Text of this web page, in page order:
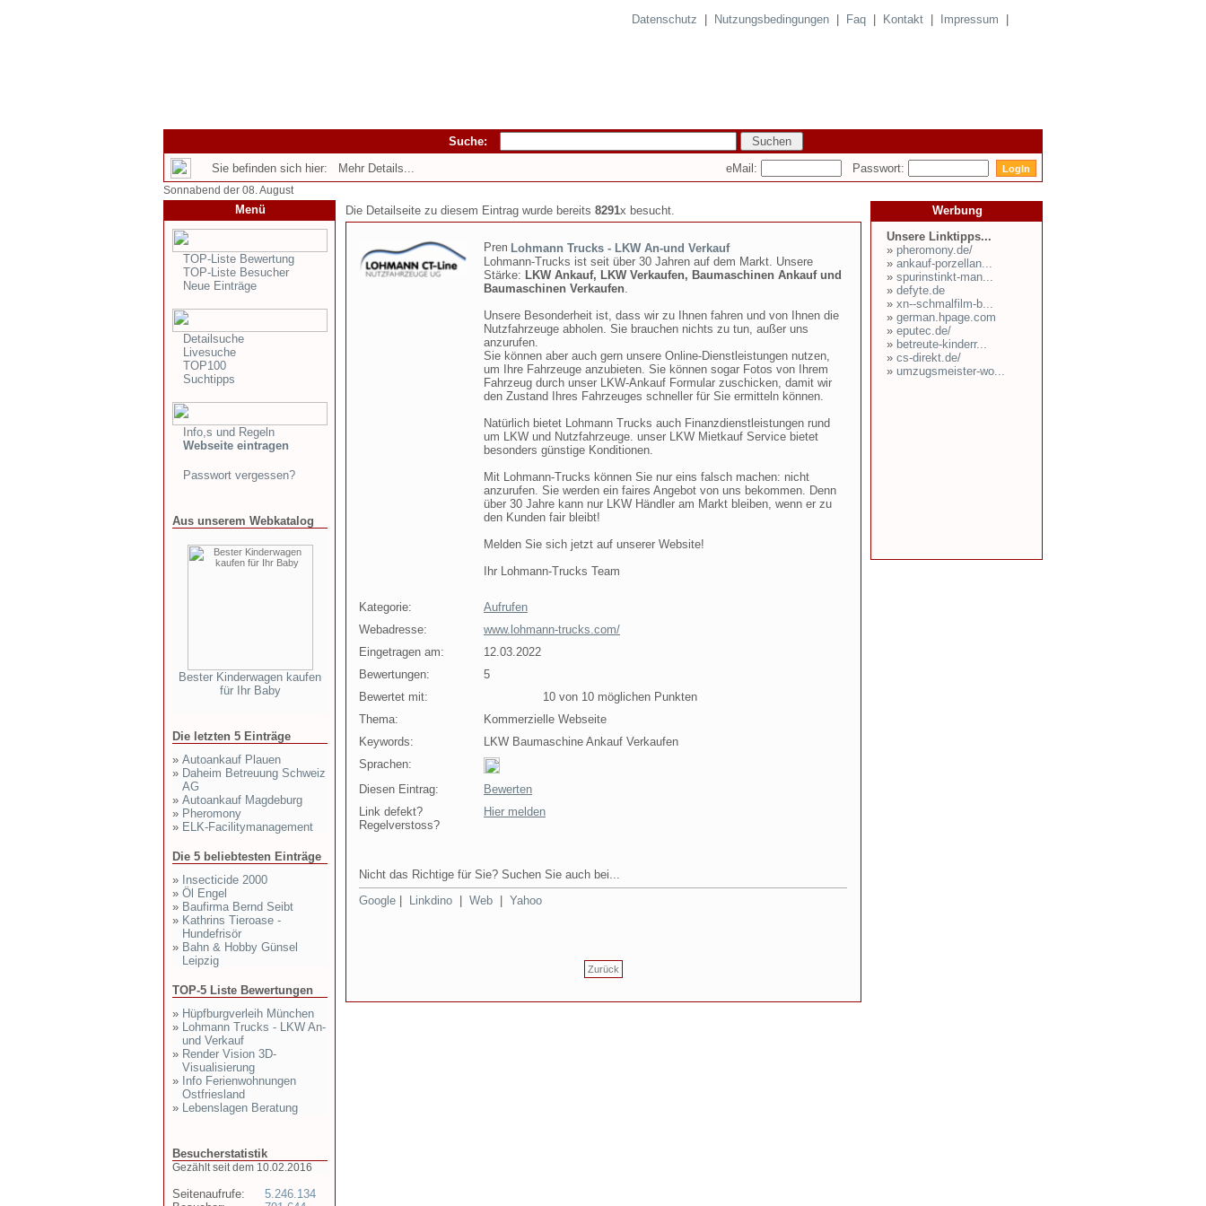
Datenschutz Nutzungsbedingungen Faq Kontakt Impressum
Suche:
Sie befinden sich hier: Mehr Details...
eMail: Passwort:
Sonnabend der 08. August
Menü
TOP-Liste Bewertung
TOP-Liste Besucher
Neue Einträge
Detailsuche
Livesuche
TOP100
Suchtipps
Info,s und Regeln
Webseite eintragen
Passwort vergessen?
Aus unserem Webkatalog
Bester Kinderwagen kaufen
für Ihr Baby
Die letzten 5 Einträge
» Autoankauf Plauen
» Daheim Betreuung Schweiz
AG
» Autoankauf Magdeburg
» Pheromony
» ELK-Facilitymanagement
Die 5 beliebtesten Einträge
» Insecticide 2000
» Öl Engel
» Baufirma Bernd Seibt
» Kathrins Tieroase -
Hundefrisör
» Bahn & Hobby Günsel
Leipzig
TOP-5 Liste Bewertungen
» Hüpfburgverleih München
» Lohmann Trucks - LKW An-
und Verkauf
» Render Vision 3D-
Visualisierung
» Info Ferienwohnungen
Ostfriesland
» Lebenslagen Beratung
Besucherstatistik
Gezählt seit dem 10.02.2016
Seitenaufrufe:
5.246.134
Die Detailseite zu diesem Eintrag wurde bereits 8291x besucht.
Lohmann Trucks - LKW An-und Verkauf
Lohmann-Trucks ist seit über 30 Jahren auf dem Markt. Unsere
Stärke: LKW Ankauf, LKW Verkaufen, Baumaschinen Ankauf und
Baumaschinen Verkaufen.
Unsere Besonderheit ist, dass wir zu Ihnen fahren und von Ihnen die
Nutzfahrzeuge abholen. Sie brauchen nichts zu tun, außer uns
anzurufen.
Sie können aber auch gern unsere Online-Dienstleistungen nutzen,
um Ihre Fahrzeuge anzubieten. Sie können sogar Fotos von Ihrem
Fahrzeug durch unser LKW-Ankauf Formular zuschicken, damit wir
den Zustand Ihres Fahrzeuges schneller für Sie ermitteln können.
Natürlich bietet Lohmann Trucks auch Finanzdienstleistungen rund
um LKW und Nutzfahrzeuge. unser LKW Mietkauf Service bietet
besonders günstige Konditionen.
Mit Lohmann-Trucks können Sie nur eins falsch machen: nicht
anzurufen. Sie werden ein faires Angebot von uns bekommen. Denn
über 30 Jahre kann nur LKW Händler am Markt bleiben, wenn er zu
den Kunden fair bleibt!
Melden Sie sich jetzt auf unserer Website!
Ihr Lohmann-Trucks Team
Kategorie:
Aufrufen
Webadresse:
www.lohmann-trucks.com/
Eingetragen am:
12.03.2022
Bewertungen:
5
Bewertet mit:
10 von 10 möglichen Punkten
Thema:
Kommerzielle Webseite
Keywords:
LKW Baumaschine Ankauf Verkaufen
Sprachen:
Diesen Eintrag:
Bewerten
Link defekt?
Regelverstoss?
Hier melden
Nicht das Richtige für Sie? Suchen Sie auch bei...
Google
Linkdino Web Yahoo
Zurück
Werbung
Unsere Linktipps...
» pheromony.de/
» ankauf-porzellan...
» spurinstinkt-man...
» defyte.de
» xn--schmalfilm-b...
» german.hpage.com
» eputec.de/
» betreute-kinderr...
» cs-direkt.de/
» umzugsmeister-wo...